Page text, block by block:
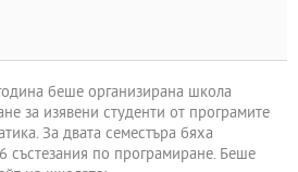
беше организирана школа
за изявени студенти от програмите
За двата семестъра бяха
състезания по програмиране. Беше